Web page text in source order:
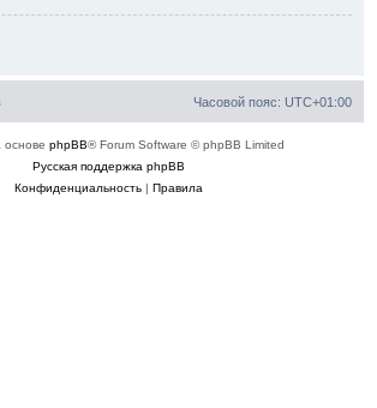
Часовой пояс: UTC+01:00
основе phpBB® Forum Software © phpBB Limited
Русская поддержка phpBB
Конфиденциальность| Правила